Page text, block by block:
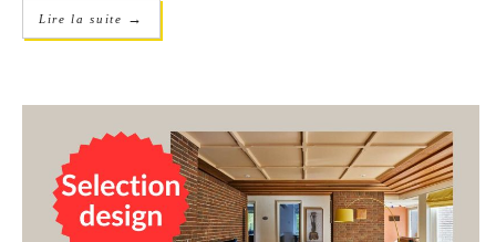
Lire la suite →